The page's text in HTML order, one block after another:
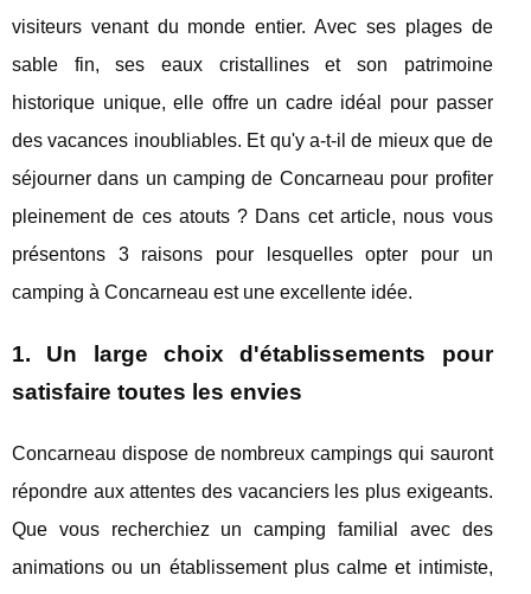
visiteurs venant du monde entier. Avec ses plages de
sable fin, ses eaux cristallines et son patrimoine
historique unique, elle offre un cadre idéal pour passer
des vacances inoubliables. Et qu'y a-t-il de mieux que de
séjourner dans un camping de Concarneau pour profiter
pleinement de ces atouts ? Dans cet article, nous vous
présentons 3 raisons pour lesquelles opter pour un
camping à Concarneau est une excellente idée.
1. Un large choix d'établissements pour
satisfaire toutes les envies
Concarneau dispose de nombreux campings qui sauront
répondre aux attentes des vacanciers les plus exigeants.
Que vous recherchiez un camping familial avec des
animations ou un établissement plus calme et intimiste,